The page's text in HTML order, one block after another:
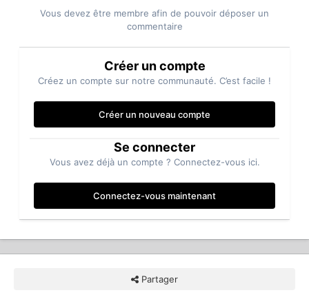
Vous devez être membre afin de pouvoir déposer un
commentaire
Créer un compte
Créez un compte sur notre communauté. C’est facile !
Créer un nouveau compte
Se connecter
Vous avez déjà un compte ? Connectez-vous ici.
Connectez-vous maintenant
Partager